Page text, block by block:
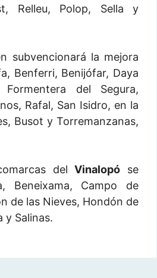
Relleu, Polop, Sella y
subvencionará la mejora
Benferri, Benijófar, Daya
del Segura,
Rafal, San Isidro, en la
Busot y Torremanzanas,
delVinalopó se
Beneixama, Campo de
de las Nieves, Hondón de
y Salinas.